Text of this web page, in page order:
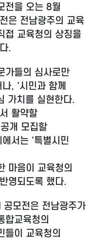
전을 오는 8월
은 전남광주의 교육
접 교육청의 상징을
.
가들의 심사로만
, '시민과 함께
가치를 실현한다.
활약할
개 모집할
서는 '특별시민
마음이 교육청의
영되도록 했다.
모전은 전남광주가
합교육청의
들이 교육청의